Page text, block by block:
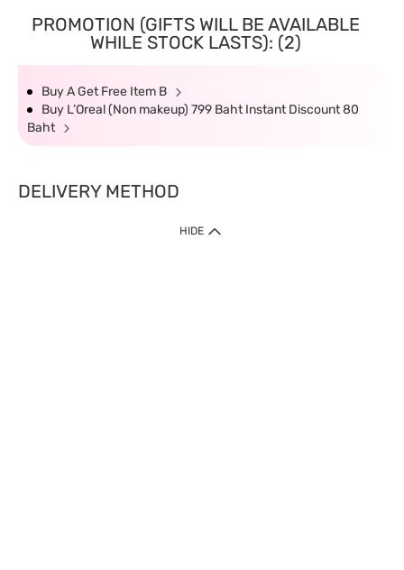
PROMOTION (GIFTS WILL BE AVAILABLE
WHILE STOCK LASTS): (2)
Buy A Get Free Item B
Buy L’Oreal (Non makeup) 799 Baht Instant Discount 80
Baht
DELIVERY METHOD
HIDE